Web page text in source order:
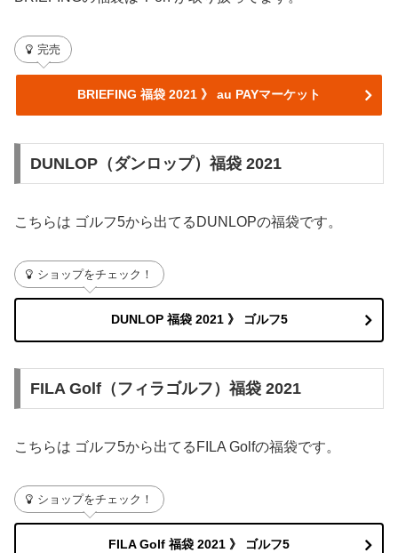
完売
BRIEFING 福袋 2021 》 au PAYマーケット
DUNLOP（ダンロップ）福袋 2021
こちらは ゴルフ5から出てるDUNLOPの福袋です。
ショップをチェック！
DUNLOP 福袋 2021 》 ゴルフ5
FILA Golf（フィラゴルフ）福袋 2021
こちらは ゴルフ5から出てるFILA Golfの福袋です。
ショップをチェック！
FILA Golf 福袋 2021 》 ゴルフ5